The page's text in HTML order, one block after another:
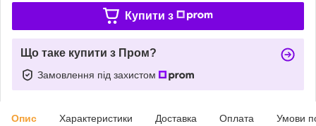
Купити з
Що таке купити з Пром?
Замовлення під захистом
Опис Характеристики Доставка Оплата Умови